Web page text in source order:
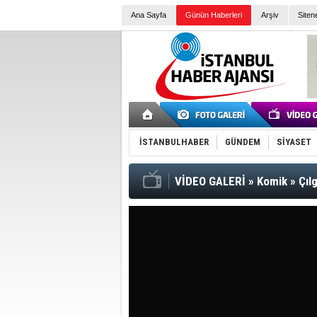
Ana Sayfa Günün Haberleri Arşiv
İSTANBULHABER GÜNDEM SİYASET
VİDEO GALERİ » Komik »